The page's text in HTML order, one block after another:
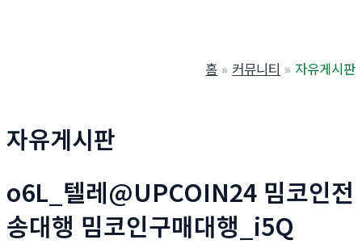
홈 커뮤니티 자유게시판
자유게시판
o6L_텔레@UPCOIN24 밈코인전
송대행 밈코인구매대행_i5Q